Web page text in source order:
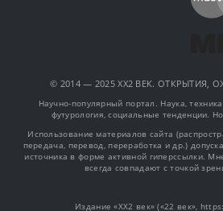
© 2014 — 2025 XX2 ВЕК. ОТКРЫТИЯ,
Научно-популярный портал. Наука,
футурология, социальные тенденции.
Использование материалов сайта
передача, перевод, переработка и др.)
источника в форме активной гиперссылки.
всегда совпадают с точкой
Издание «XX2 век» («22 век»,